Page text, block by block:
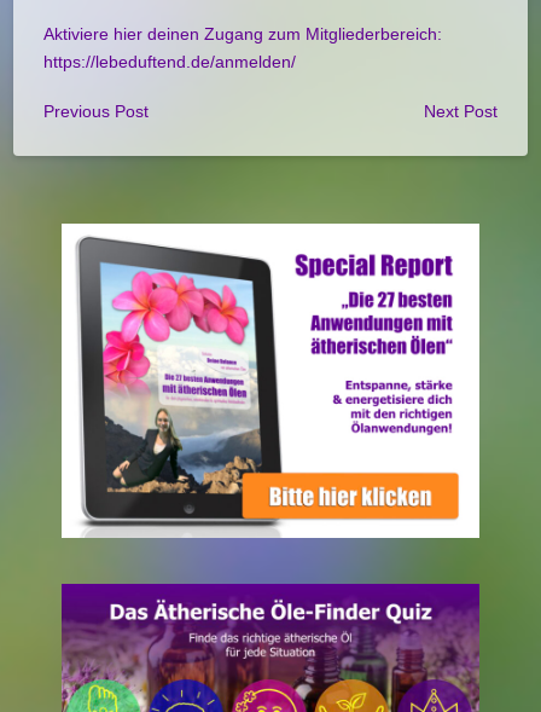
Aktiviere hier deinen Zugang zum Mitgliederbereich:
https://lebeduftend.de/anmelden/
Previous Post Next Post